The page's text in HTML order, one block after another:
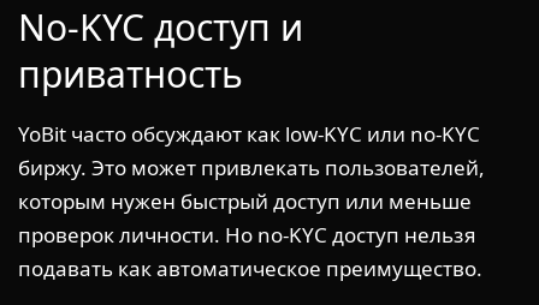
No-KYC доступ и
приватность
YoBit часто обсуждают как low-KYC или no-KYC
биржу. Это может привлекать пользователей,
которым нужен быстрый доступ или меньше
проверок личности. Но no-KYC доступ нельзя
подавать как автоматическое преимущество.